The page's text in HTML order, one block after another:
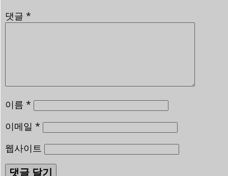
댓글 *
이름 *
이메일 *
웹사이트